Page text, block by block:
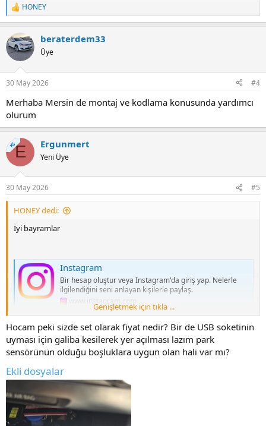
T
e
k
i
l
:
HONEY
beraterdem33
Üye
30 May 2026 #4
Merhaba Mersin de montaj ve kodlama konusunda yardımcı
olurum
KSE Ergunmert
Yeni Üye
30 May 2026 #5
HONEY dedi:
İyi bayramlar
Instagram
Bir hesap oluştur veya Instagram'da giriş yap. Nelerle
ilgilendiğini seni anlayan kişilerle paylaş.
www.instagram.com
Alihan
+90 555 862 18 21
Forumumuza kayitli nickini hatirlayamadigim icin etiketleyemedim
Cihaz ve ekipman eksik ise elimde mevcut
Genişletmek için tıkla ...
Hocam peki sizde set olarak fiyat nedir? Bir de USB soketinin
uyması için galiba kesilerek yer açılması lazım park
sensörünün olduğu boşluklara uygun olan hali var mı?
Ekli dosyalar